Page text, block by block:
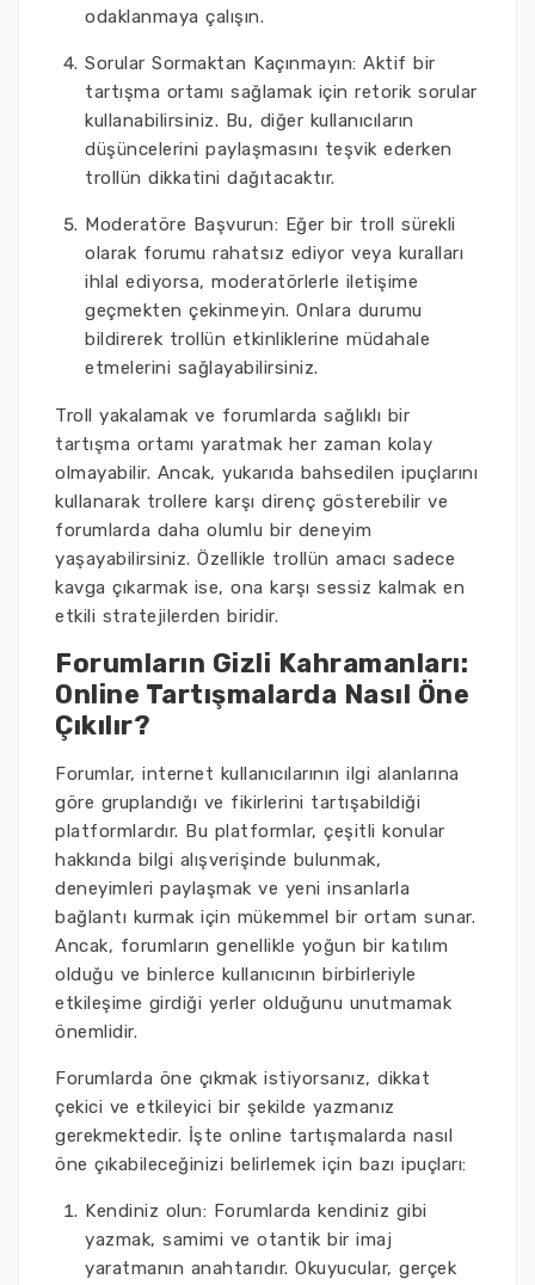
odaklanmaya çalışın.
Sorular Sormaktan Kaçınmayın: Aktif bir
tartışma ortamı sağlamak için retorik sorular
kullanabilirsiniz. Bu, diğer kullanıcıların
düşüncelerini paylaşmasını teşvik ederken
trollün dikkatini dağıtacaktır.
Moderatöre Başvurun: Eğer bir troll sürekli
olarak forumu rahatsız ediyor veya kuralları
ihlal ediyorsa, moderatörlerle iletişime
geçmekten çekinmeyin. Onlara durumu
bildirerek trollün etkinliklerine müdahale
etmelerini sağlayabilirsiniz.
Troll yakalamak ve forumlarda sağlıklı bir
tartışma ortamı yaratmak her zaman kolay
olmayabilir. Ancak, yukarıda bahsedilen ipuçlarını
kullanarak trollere karşı direnç gösterebilir ve
forumlarda daha olumlu bir deneyim
yaşayabilirsiniz. Özellikle trollün amacı sadece
kavga çıkarmak ise, ona karşı sessiz kalmak en
etkili stratejilerden biridir.
Forumların Gizli Kahramanları:
Online Tartışmalarda Nasıl Öne
Çıkılır?
Forumlar, internet kullanıcılarının ilgi alanlarına
göre gruplandığı ve fikirlerini tartışabildiği
platformlardır. Bu platformlar, çeşitli konular
hakkında bilgi alışverişinde bulunmak,
deneyimleri paylaşmak ve yeni insanlarla
bağlantı kurmak için mükemmel bir ortam sunar.
Ancak, forumların genellikle yoğun bir katılım
olduğu ve binlerce kullanıcının birbirleriyle
etkileşime girdiği yerler olduğunu unutmamak
önemlidir.
Forumlarda öne çıkmak istiyorsanız, dikkat
çekici ve etkileyici bir şekilde yazmanız
gerekmektedir. İşte online tartışmalarda nasıl
öne çıkabileceğinizi belirlemek için bazı ipuçları:
Kendiniz olun: Forumlarda kendiniz gibi
yazmak, samimi ve otantik bir imaj
yaratmanın anahtarıdır. Okuyucular, gerçek